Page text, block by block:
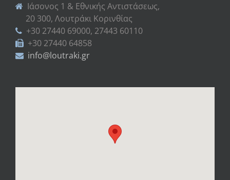
Ιάσονος 1 & Εθνικής Αντιστάσεως,
20 300, Λουτράκι Κορινθίας
+30 27440 69000, 27443 60110
+30 27440 64858
info@loutraki.gr